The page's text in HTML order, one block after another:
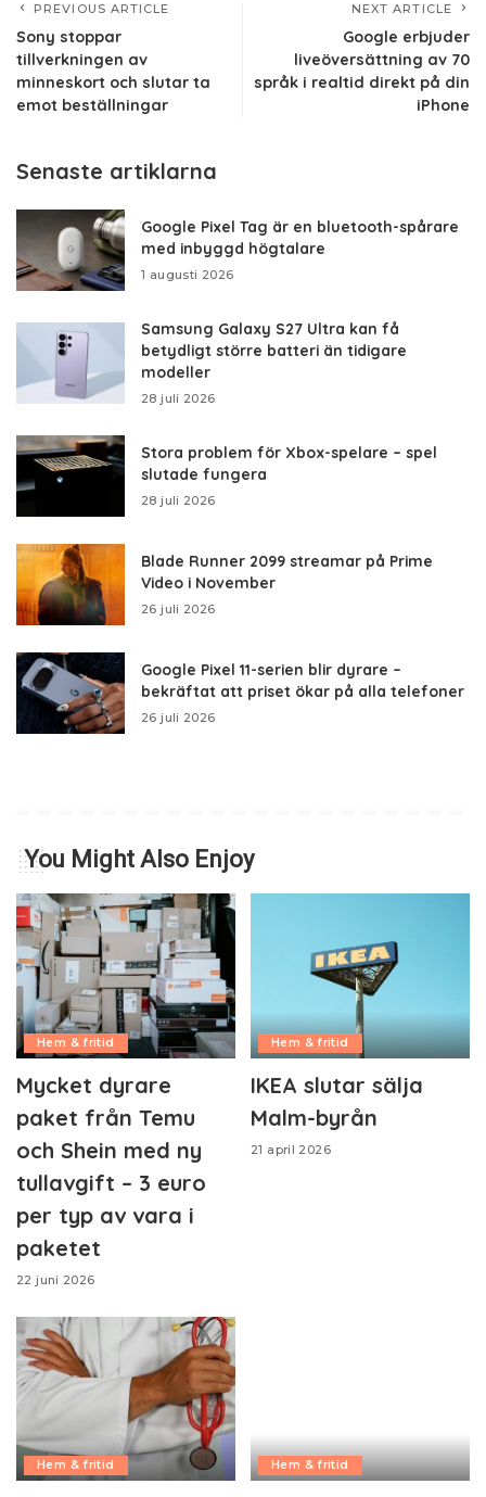
PREVIOUS ARTICLE
Sony stoppar
tillverkningen av
minneskort och slutar ta
emot beställningar
NEXT ARTICLE
Google erbjuder
liveöversättning av 70
språk i realtid direkt på din
iPhone
Senaste artiklarna
Google Pixel Tag är en bluetooth-spårare
med inbyggd högtalare
1 augusti 2026
Samsung Galaxy S27 Ultra kan få
betydligt större batteri än tidigare
modeller
28 juli 2026
Stora problem för Xbox-spelare – spel
slutade fungera
28 juli 2026
Blade Runner 2099 streamar på Prime
Video i November
26 juli 2026
Google Pixel 11-serien blir dyrare –
bekräftat att priset ökar på alla telefoner
26 juli 2026
You Might Also Enjoy
Hem & fritid
Mycket dyrare
paket från Temu
och Shein med ny
tullavgift – 3 euro
per typ av vara i
paketet
22 juni 2026
Hem & fritid
IKEA slutar sälja
Malm-byrån
21 april 2026
Hem & fritid Hem & fritid